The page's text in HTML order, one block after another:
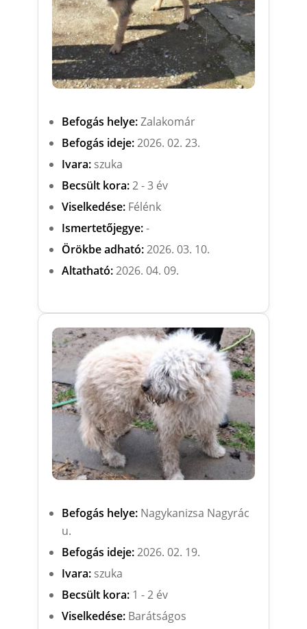
Befogás helye:Zalakomár
Befogás ideje:2026. 02. 23.
Ivara:szuka
Becsült kora:2 - 3 év
Viselkedése:Félénk
Ismertetőjegye:-
Örökbe adható:2026. 03. 10.
Altatható:2026. 04. 09.
Befogás helye:Nagykanizsa Nagyrác
u.
Befogás ideje:2026. 02. 19.
Ivara:szuka
Becsült kora:1 - 2 év
Viselkedése:Barátságos